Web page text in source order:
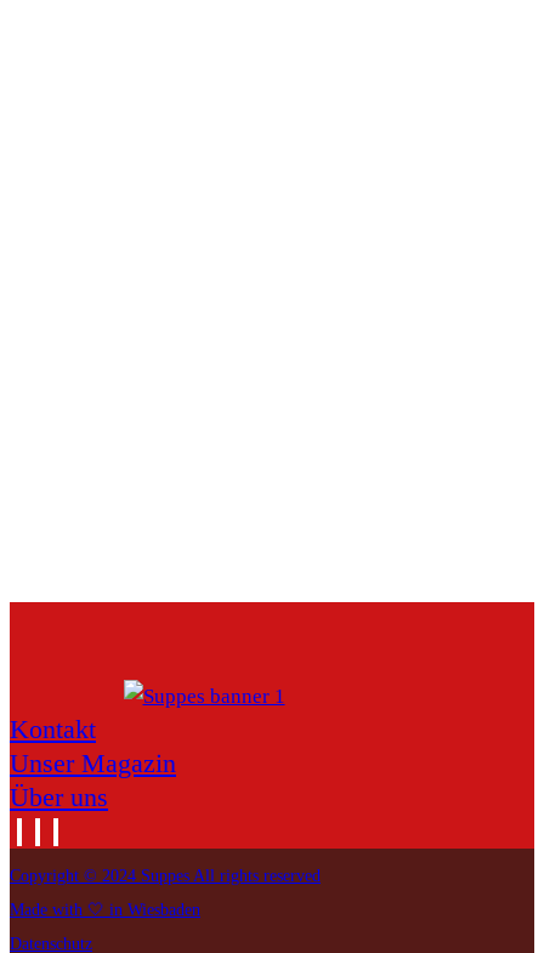
Kontakt
Unser Magazin
Über uns
Copyright © 2024 Suppes All rights reserved
Made with 🤍 in Wiesbaden
Datenschutz